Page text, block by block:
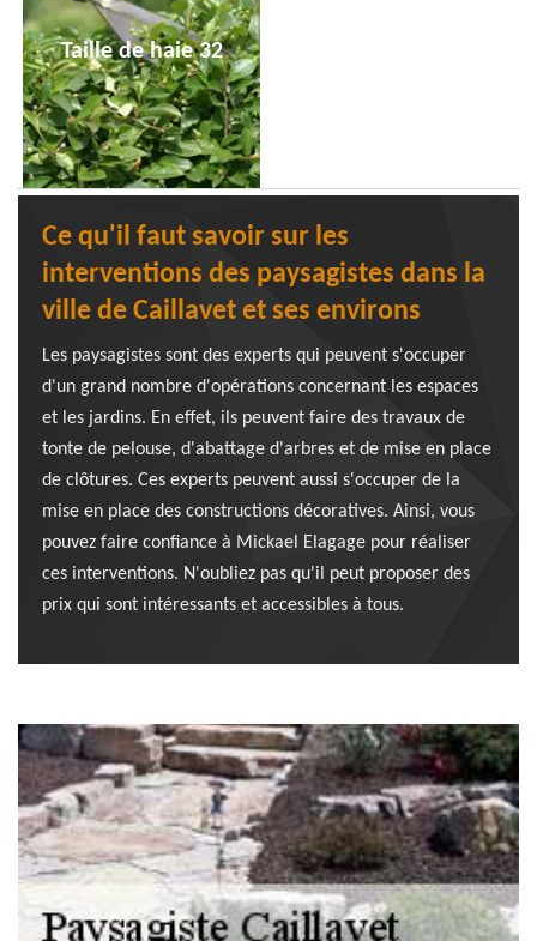
Taille de haie 32
Ce qu'il faut savoir sur les
interventions des paysagistes dans la
ville de Caillavet et ses environs
Les paysagistes sont des experts qui peuvent s'occuper
d'un grand nombre d'opérations concernant les espaces
et les jardins. En effet, ils peuvent faire des travaux de
tonte de pelouse, d'abattage d'arbres et de mise en place
de clôtures. Ces experts peuvent aussi s'occuper de la
mise en place des constructions décoratives. Ainsi, vous
pouvez faire confiance à Mickael Elagage pour réaliser
ces interventions. N'oubliez pas qu'il peut proposer des
prix qui sont intéressants et accessibles à tous.